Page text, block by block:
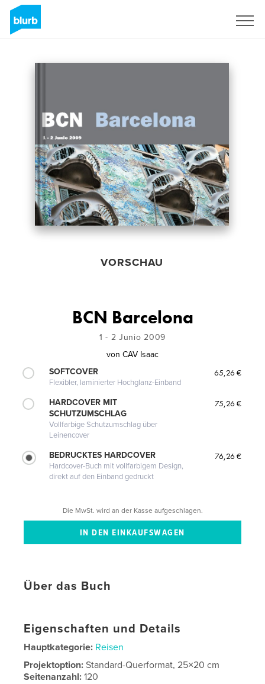
VORSCHAU
BCN Barcelona
1 - 2 Junio 2009
von CAV Isaac
SOFTCOVER
Flexibler, laminierter Hochglanz-Einband
65,26 €
HARDCOVER MIT
SCHUTZUMSCHLAG
Vollfarbige Schutzumschlag über
Leinencover
75,26 €
BEDRUCKTES HARDCOVER
Hardcover-Buch mit vollfarbigem Design,
direkt auf den Einband gedruckt
76,26 €
Die MwSt. wird an der Kasse aufgeschlagen.
Über das Buch
Eigenschaften und Details
Hauptkategorie: Reisen
Projektoption:Standard-Querformat, 25×20 cm
Seitenanzahl:120